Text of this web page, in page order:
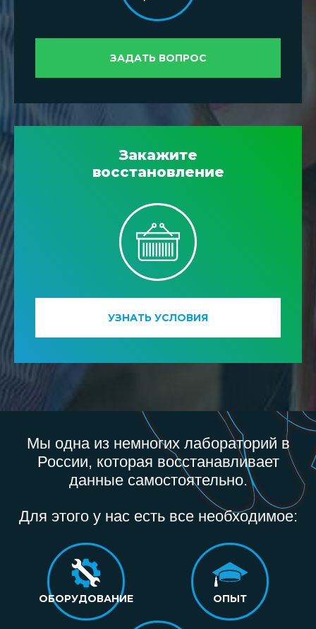
ЗАДАТЬ ВОПРОС
Закажите
восстановление
УЗНАТЬ УСЛОВИЯ
Мы одна из немногих лабораторий в
России, которая восстанавливает
данные самостоятельно.
Для этого у нас есть все необходимое:
ОБОРУДОВАНИЕ ОПЫТ